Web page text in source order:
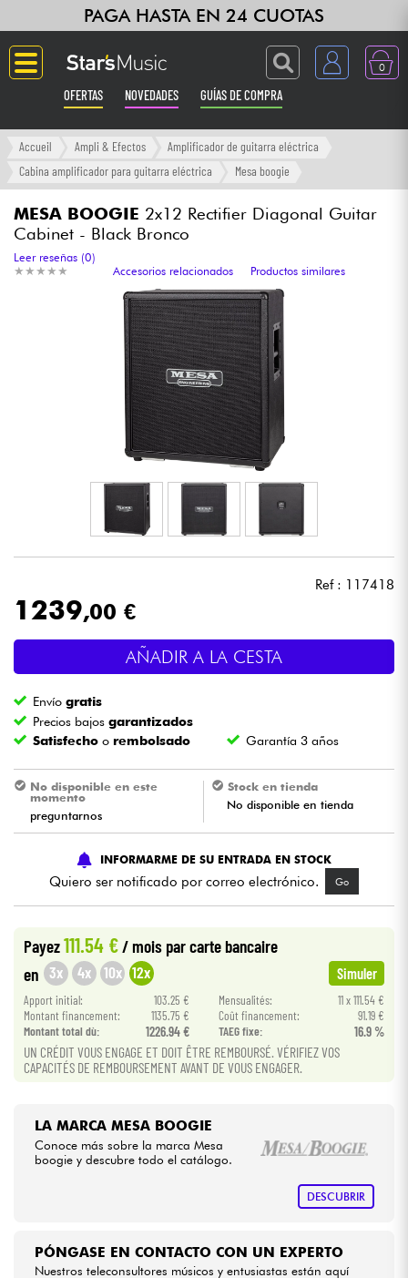
PAGA HASTA EN 24 CUOTAS
0
OFERTAS NOVEDADES GUÍAS DE COMPRA
Langue
Ampli & Efectos
Sintetizadores & samplers
Grabación
Auriculares
Luces
Batería y percusión
Vientos
Niños
Cables & Acces.
HiFi
Bundle
Ver nuestras marcas
Accueil Ampli & Efectos
Amplificador de guitarra eléctrica
Cabina amplificador para guitarra eléctrica
Mesa boogie
MESA BOOGIE 2x12 Rectifier Diagonal Guitar
Cabinet - Black Bronco
★ ★ ★ ★ ★
★ ★ ★ ★ ★
Leer reseñas (0)
Accesorios relacionados
Productos similares
Ref : 117418
1239,00 €
AÑADIR A LA CESTA
Envíogratis
Precios bajosgarantizados
Satisfecho o rembolsado Garantía 3 años
No disponible en este
momento
preguntarnos
Stock en tienda
No disponible en tienda
INFORMARME DE SU ENTRADA EN STOCK
Quiero ser notificado por correo electrónico. Go
Payez111.54 € / mois par carte bancaire
en 3x 4x 10x 12x Simuler
Apport initial: 103.25 € Mensualités:
11 x 111.54 €
Montant financement:
1135.75 € Coût financement:
91.19 €
Montant total dù:
1226.94 € TAEG fixe: 16.9 %
UN CRÉDIT VOUS ENGAGE ET DOIT ÊTRE REMBOURSÉ. VÉRIFIEZ VOS
CAPACITÉS DE REMBOURSEMENT AVANT DE VOUS ENGAGER.
LA MARCA MESA BOOGIE
Conoce más sobre la marca Mesa
boogie y descubre todo el catálogo.
DESCUBRIR
PÓNGASE EN CONTACTO CON UN EXPERTO
Nuestros teleconsultores músicos y entusiastas están aquí